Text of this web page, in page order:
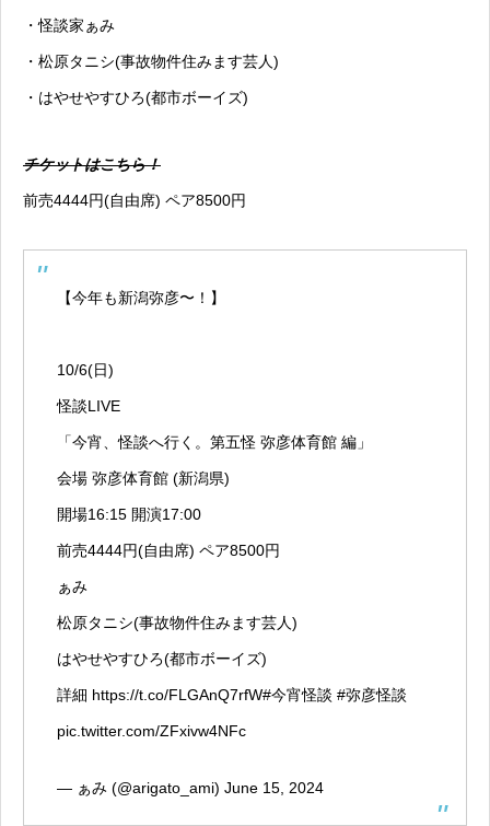
・怪談家ぁみ
・松原タニシ(事故物件住みます芸人)
・はやせやすひろ(都市ボーイズ)
チケットはこちら！
前売4444円(自由席) ペア8500円
【今年も新潟弥彦〜！】
10/6(日)
怪談LIVE
「今宵、怪談へ行く。第五怪 弥彦体育館 編」
会場 弥彦体育館 (新潟県)
開場16:15 開演17:00
前売4444円(自由席) ペア8500円
ぁみ
松原タニシ(事故物件住みます芸人)
はやせやすひろ(都市ボーイズ)
詳細 https://t.co/FLGAnQ7rfW#今宵怪談 #弥彦怪談
pic.twitter.com/ZFxivw4NFc
— ぁみ (@arigato_ami) June 15, 2024